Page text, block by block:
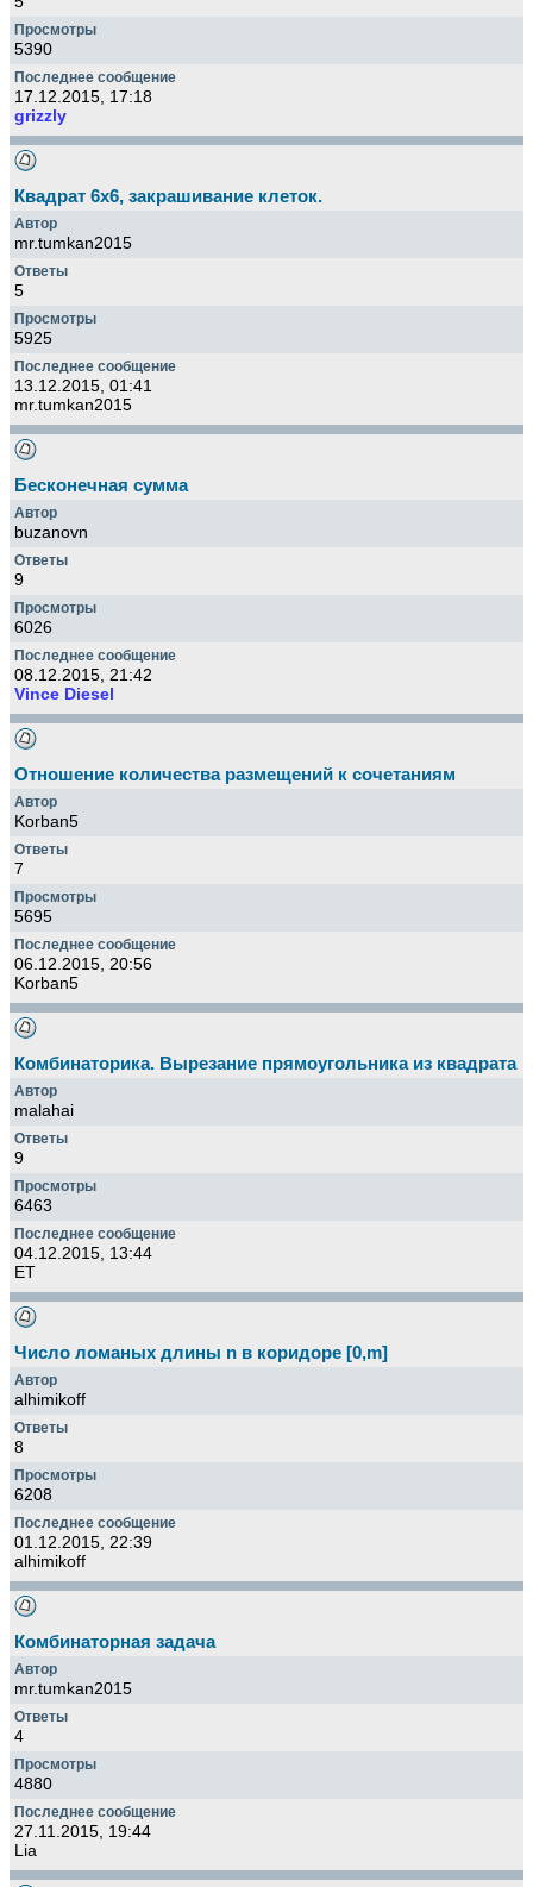
5390
17.12.2015, 17:18
grizzly
Квадрат 6x6, закрашивание клеток.
mr.tumkan2015
5
5925
13.12.2015, 01:41
mr.tumkan2015
Бесконечная сумма
buzanovn
9
6026
08.12.2015, 21:42
Vince Diesel
Отношение количества размещений к сочетаниям
Korban5
7
5695
06.12.2015, 20:56
Korban5
Комбинаторика. Вырезание прямоугольника из квадрата
malahai
9
6463
04.12.2015, 13:44
ET
Число ломаных длины n в коридоре [0,m]
alhimikoff
8
6208
01.12.2015, 22:39
alhimikoff
Комбинаторная задача
mr.tumkan2015
4
4880
27.11.2015, 19:44
Lia